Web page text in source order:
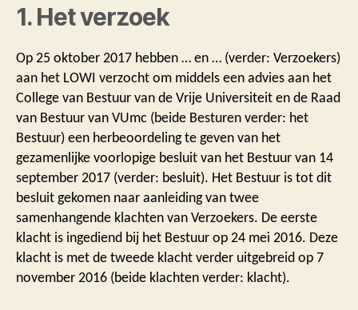
1. Het verzoek
Op 25 oktober 2017 hebben … en … (verder: Verzoekers)
aan het LOWI verzocht om middels een advies aan het
College van Bestuur van de Vrije Universiteit en de Raad
van Bestuur van VUmc (beide Besturen verder: het
Bestuur) een herbeoordeling te geven van het
gezamenlijke voorlopige besluit van het Bestuur van 14
september 2017 (verder: besluit). Het Bestuur is tot dit
besluit gekomen naar aanleiding van twee
samenhangende klachten van Verzoekers. De eerste
klacht is ingediend bij het Bestuur op 24 mei 2016. Deze
klacht is met de tweede klacht verder uitgebreid op 7
november 2016 (beide klachten verder: klacht).